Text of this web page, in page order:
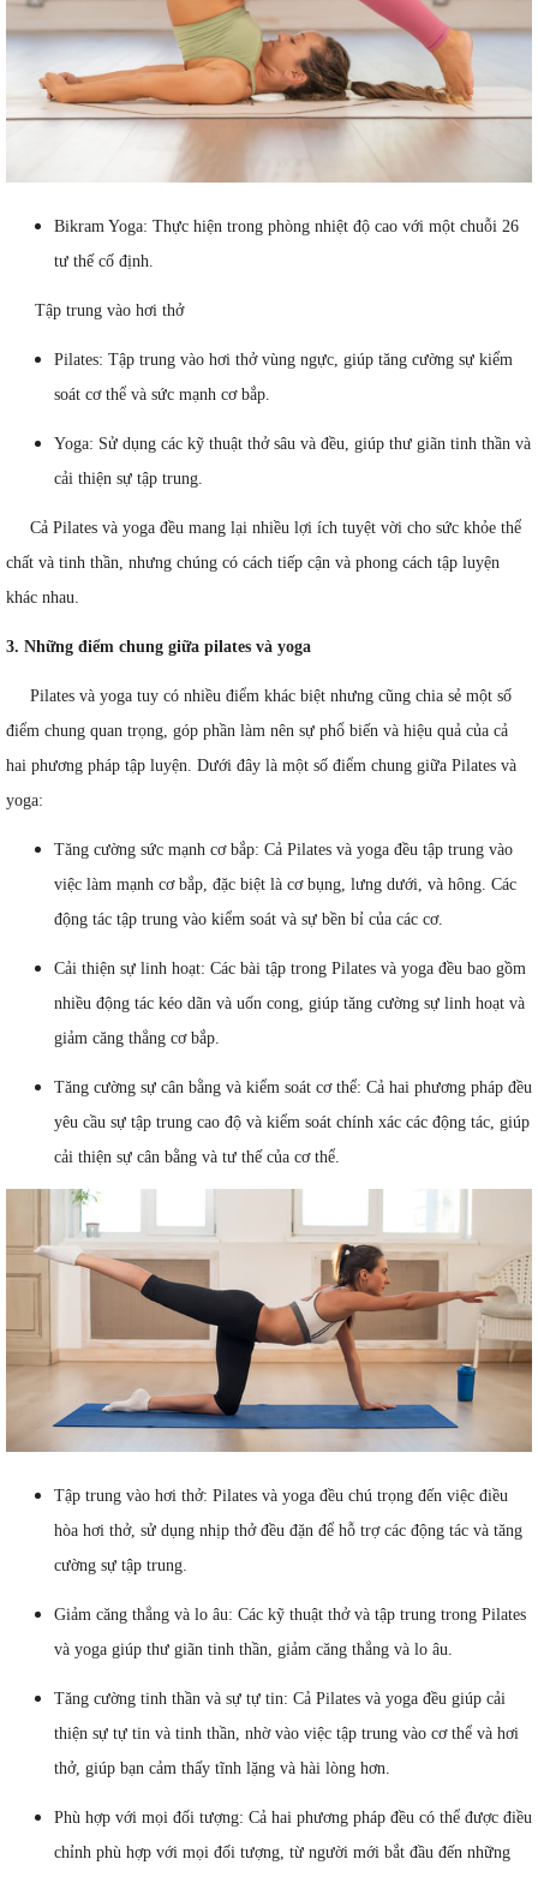
Bikram Yoga: Thực hiện trong phòng nhiệt độ cao với một chuỗi 26
tư thế cố định.
Tập trung vào hơi thở
Pilates: Tập trung vào hơi thở vùng ngực, giúp tăng cường sự kiểm
soát cơ thể và sức mạnh cơ bắp.
Yoga: Sử dụng các kỹ thuật thở sâu và đều, giúp thư giãn tinh thần và
cải thiện sự tập trung.
Cả Pilates và yoga đều mang lại nhiều lợi ích tuyệt vời cho sức khỏe thể
chất và tinh thần, nhưng chúng có cách tiếp cận và phong cách tập luyện
khác nhau.
3. Những điểm chung giữa pilates và yoga
Pilates và yoga tuy có nhiều điểm khác biệt nhưng cũng chia sẻ một số
điểm chung quan trọng, góp phần làm nên sự phổ biến và hiệu quả của cả
hai phương pháp tập luyện. Dưới đây là một số điểm chung giữa Pilates và
yoga:
Tăng cường sức mạnh cơ bắp: Cả Pilates và yoga đều tập trung vào
việc làm mạnh cơ bắp, đặc biệt là cơ bụng, lưng dưới, và hông. Các
động tác tập trung vào kiểm soát và sự bền bỉ của các cơ.
Cải thiện sự linh hoạt: Các bài tập trong Pilates và yoga đều bao gồm
nhiều động tác kéo dãn và uốn cong, giúp tăng cường sự linh hoạt và
giảm căng thẳng cơ bắp.
Tăng cường sự cân bằng và kiểm soát cơ thể: Cả hai phương pháp đều
yêu cầu sự tập trung cao độ và kiểm soát chính xác các động tác, giúp
cải thiện sự cân bằng và tư thế của cơ thể.
Tập trung vào hơi thở: Pilates và yoga đều chú trọng đến việc điều
hòa hơi thở, sử dụng nhịp thở đều đặn để hỗ trợ các động tác và tăng
cường sự tập trung.
Giảm căng thẳng và lo âu: Các kỹ thuật thở và tập trung trong Pilates
và yoga giúp thư giãn tinh thần, giảm căng thẳng và lo âu.
Tăng cường tinh thần và sự tự tin: Cả Pilates và yoga đều giúp cải
thiện sự tự tin và tinh thần, nhờ vào việc tập trung vào cơ thể và hơi
thở, giúp bạn cảm thấy tĩnh lặng và hài lòng hơn.
Phù hợp với mọi đối tượng: Cả hai phương pháp đều có thể được điều
chỉnh phù hợp với mọi đối tượng, từ người mới bắt đầu đến những